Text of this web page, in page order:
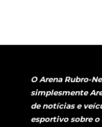
O Arena Rubro-
simplesmente
de notícias e
esportivo sobre o